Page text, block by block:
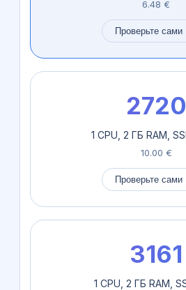
6.48 €
Проверьте сами
2720
1 CPU, 2 ГБ RAM,
10.00 €
Проверьте сами
3161
1 CPU, 2 ГБ RAM,